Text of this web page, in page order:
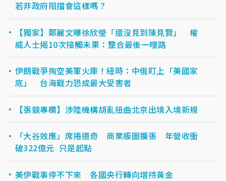
若非政府阻擋會這樣嗎？
【獨家】鄭麗文曝徐欣瑩「還沒見到陳見賢」 權
威人士揭10次接觸未果：整合最後一哩路
伊朗戰爭掏空美軍火庫！紐時：中俄盯上「美國家
底」 台海戰力恐成最大受害者
【張競專欄】涉陸機構胡亂扭曲北京出境入境新規
「大谷效應」席捲道奇 商業版圖擴張 年營收衝
破322億元 只是起點
美伊戰事停不下來 各國央行轉向增持黃金